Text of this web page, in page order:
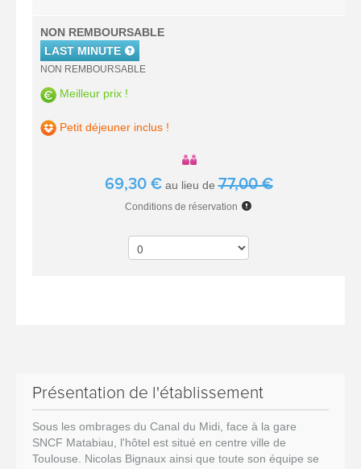
NON REMBOURSABLE
LAST MINUTE
NON REMBOURSABLE
Meilleur prix !
Petit déjeuner inclus !
69,30 €au lieu de77,00 €
Conditions de réservation
Présentation de l'établissement
Sous les ombrages du Canal du Midi, face à la gare
SNCF Matabiau, l'hôtel est situé en centre ville de
Toulouse. Nicolas Bignaux ainsi que toute son équipe se